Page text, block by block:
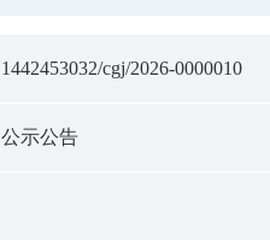
1442453032/cgj/2026-0000010
公示公告